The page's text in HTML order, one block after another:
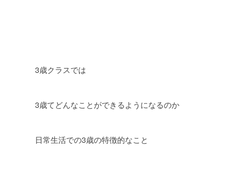
3歳クラスでは
3歳てどんなことができるようになるのか
日常生活での3歳の特徴的なこと